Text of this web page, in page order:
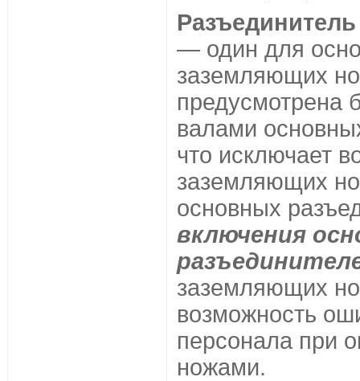
— один для
заземляющих
предусмотрена
валами
что исключает
заземляющих
основных
включения
заземляющих
возможность
персонала при
ножами.